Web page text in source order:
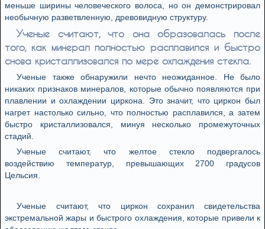
меньше ширины человеческого волоса, но он демонстрировал
необычную разветвленную, древовидную структуру.
Ученые считают, что она образовалась после
того, как минерал полностью расплавился и быстро
снова кристаллизовался по мере охлаждения стекла.
Ученые также обнаружили нечто неожиданное. Не было
никаких признаков минералов, которые обычно появляются при
плавлении и охлаждении циркона. Это значит, что циркон был
нагрет настолько сильно, что полностью расплавился, а затем
быстро кристаллизовался, минуя несколько промежуточных
стадий.
Ученые считают, что желтое стекло подвергалось
воздействию температур, превышающих 2700 градусов
Цельсия.
Ученые считают, что циркон сохранил свидетельства
экстремальной жары и быстрого охлаждения, которые привели к